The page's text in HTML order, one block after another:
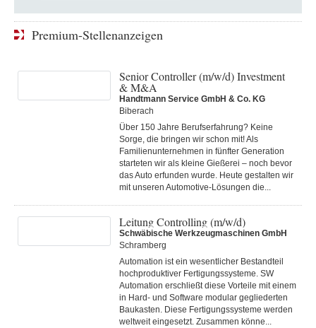
Premium-Stellenanzeigen
Senior Controller (m/w/d) Investment
& M&A
Handtmann Service GmbH & Co. KG
Biberach
Über 150 Jahre Berufserfahrung? Keine
Sorge, die bringen wir schon mit! Als
Familienunternehmen in fünfter Generation
starteten wir als kleine Gießerei – noch bevor
das Auto erfunden wurde. Heute gestalten wir
mit unseren Automotive-Lösungen die...
Leitung Controlling (m/w/d)
Schwäbische Werkzeugmaschinen GmbH
Schramberg
Automation ist ein wesentlicher Bestandteil
hochproduktiver Fertigungssysteme. SW
Automation erschließt diese Vorteile mit einem
in Hard- und Software modular gegliederten
Baukasten. Diese Fertigungs­systeme werden
weltweit eingesetzt. Zusammen könne...